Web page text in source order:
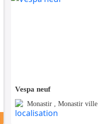
Vespa neuf
Monastir , Monastir ville